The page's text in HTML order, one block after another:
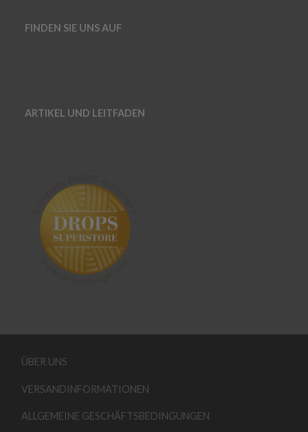
FINDEN SIE UNS AUF
ARTIKEL UND LEITFADEN
ÜBER UNS
VERSANDINFORMATIONEN
ALLGEMEINE GESCHÄFTSBEDINGUNGEN